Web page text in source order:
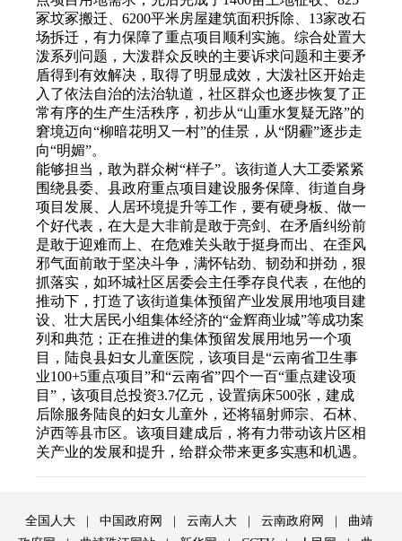
冢坟冢搬迁、6200平米房屋建筑面积拆除、13家改石
场拆迁，有力保障了重点项目顺利实施。综合处置大
泼系列问题，大泼群众反映的主要诉求问题和主要矛
盾得到有效解决，取得了明显成效，大泼社区开始走
入了依法自治的法治轨道，社区群众也逐步恢复了正
常有序的生产生活秩序，初步从“山重水复疑无路”的
窘境迈向“柳暗花明又一村”的佳景，从“阴霾”逐步走
向“明媚”。
能够担当，敢为群众树“样子”。该街道人大工委紧紧
围绕县委、县政府重点项目建设服务保障、街道自身
项目发展、人居环境提升等工作，要有硬身板、做一
个好代表，在大是大非前是敢于亮剑、在矛盾纠纷前
是敢于迎难而上、在危难关头敢于挺身而出、在歪风
邪气面前敢于坚决斗争，满怀钻劲、韧劲和拼劲，狠
抓落实，如环城社区居委会主任季存良代表，在他的
推动下，打造了该街道集体预留产业发展用地项目建
设、壮大居民小组集体经济的“金辉商业城”等成功案
列和典范；正在推进的集体预留发展用地另一个项
目，陆良县妇女儿童医院，该项目是“云南省卫生事
业100+5重点项目”和“云南省”四个一百“重点建设项
目”，该项目总投资3.7亿元，设置病床500张，建成
后除服务陆良的妇女儿童外，还将辐射师宗、石林、
泸西等县市区。该项目建成后，将有力带动该片区相
关产业的发展和提升，给群众带来更多实惠和机遇。
全国人大 中国政府网 云南人大 云南政府网
曲靖